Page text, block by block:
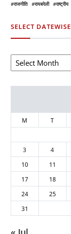
राजनीति
रायबरेली राष्ट्रीय
SELECT DATEWISE
M T
3
4
10
11
17
18
24
25
31